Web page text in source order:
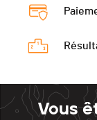
Vous